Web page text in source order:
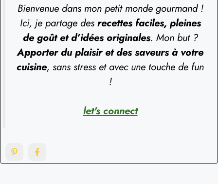
Bienvenue dans mon petit monde gourmand !
Ici, je partage des recettes faciles, pleines
de goût et d’idées originales. Mon but ?
Apporter du plaisir et des saveurs à votre
cuisine, sans stress et avec une touche de fun
!
let's connect